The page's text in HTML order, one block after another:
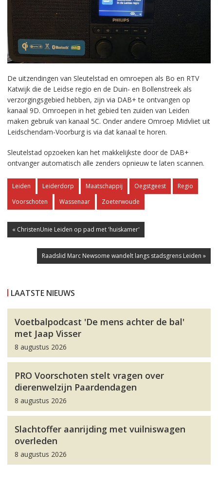
De uitzendingen van Sleutelstad en omroepen als Bo en RTV
Katwijk die de Leidse regio en de Duin- en Bollenstreek als
verzorgingsgebied hebben, zijn via DAB+ te ontvangen op
kanaal 9D. Omroepen in het gebied ten zuiden van Leiden
maken gebruik van kanaal 5C. Onder andere Omroep Midvliet uit
Leidschendam-Voorburg is via dat kanaal te horen.
Sleutelstad opzoeken kan het makkelijkste door de DAB+
ontvanger automatisch alle zenders opnieuw te laten scannen.
Leiden Leiderdorp Maatschappij Oegstgeest
Regio
Voorschoten
Wassenaar Zoeterwoude
« ChristenUnie Leiden op pad met 'huiskamer'
Raadslid Marc Newsome wandelt langs stadsgrens Leiden »
LAATSTE NIEUWS
Voetbalpodcast 'De mens achter de bal'
met Jaap Visser
8 augustus 2026
PRO Voorschoten stelt vragen over
dierenwelzijn Paardendagen
8 augustus 2026
Slachtoffer aanrijding met vuilniswagen
overleden
8 augustus 2026